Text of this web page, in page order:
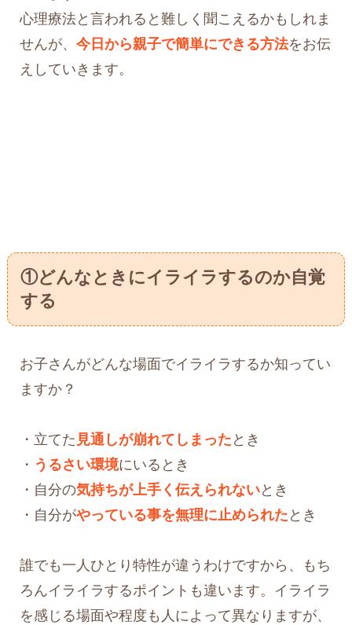
心理療法と言われると難しく聞こえるかもしれま
せんが、 今日から親子で簡単にできる方法をお伝
えしていきます。
①どんなときにイライラするのか自覚
する
お子さんがどんな場面でイライラするか知ってい
ますか？
・立てた 見通しが崩れてしまった とき
・ うるさい環境にいるとき
・自分の気持ちが上手く伝えられないとき
・自分がやっている事を無理に止められた とき
誰でも一人ひとり特性が違うわけですから、もち
ろんイライラするポイントも違います。イライラ
を感じる場面や程度も人によって異なりますが、